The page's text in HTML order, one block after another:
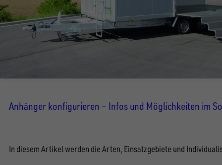
Anhänger konfigurieren – Infos und Möglichkeiten im
In diesem Artikel werden die Arten, Einsatzgebiete und